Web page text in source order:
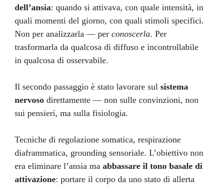
dell’ansia: quando si attivava, con quale intensità, in
quali momenti del giorno, con quali stimoli specifici.
Non per analizzarla — per conoscerla. Per
trasformarla da qualcosa di diffuso e incontrollabile
in qualcosa di osservabile.
Il secondo passaggio è stato lavorare sul sistema
nervoso direttamente — non sulle convinzioni, non
sui pensieri, ma sulla fisiologia.
Tecniche di regolazione somatica, respirazione
diaframmatica, grounding sensoriale. L’obiettivo non
era eliminare l’ansia ma abbassare il tono basale di
attivazione: portare il corpo da uno stato di allerta